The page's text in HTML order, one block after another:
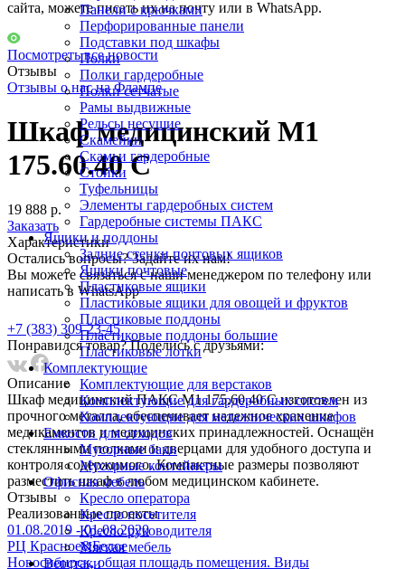
Панели с крючками
Перфорированные панели
Подставки под шкафы
Полки
Полки гардеробные
Полки сетчатые
Рамы выдвижные
Рельсы несущие
Скамейки
Скамьи гардеробные
Стойки
Туфельницы
Элементы гардеробных систем
Гардеробные системы ПАКС
Ящики и поддоны
Задние стенки почтовых ящиков
Ящики почтовые
Пластиковые ящики
Пластиковые ящики для овощей и фруктов
Пластиковые поддоны
Пластиковые поддоны большие
Пластиковые лотки
Комплектующие
Комплектующие для верстаков
Комплектующие для гардеробных систем
Комплектующие для металлических шкафов
Емкости для отходов
Мусорные баки
Мусорные контейнеры
Офисная мебель
Кресло оператора
Кресло посетителя
Кресло руководителя
Мягкая мебель
Верстаки
сайта, можете писать их на почту или в WhatsApp.
Посмотреть все новости
Отзывы
Отзывы о нас на Флампе
Шкаф медицинский М1
175.60.40 С
19 888 р.
Заказать
Характеристики
Остались вопросы? Задайте их нам!
Вы можете связаться с наши менеджером по телефону или
написать в WhatsApp
+7 (383) 309-23-45
Понравился товар? Поделись с друзьями:
Описание
Шкаф медицинский ПАКС М1 175.60.40 С изготовлен из
прочного металла, обеспечивает надежное хранение
медикаментов и медицинских принадлежностей. Оснащён
стеклянными полками и дверцами для удобного доступа и
контроля содержимого. Компактные размеры позволяют
разместить шкаф в любом медицинском кабинете.
Отзывы
Реализованныe проекты
01.08.2019 - 01.08.2020
РЦ Красное&Белое
Новосибирск, общая площадь помещения. Виды